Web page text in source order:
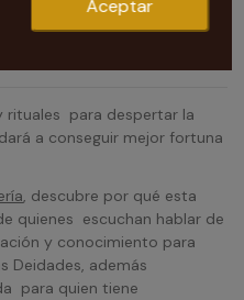
Libro Los Secretos y
rituales para despertar la
a conseguir mejor fortuna
, descubre por qué esta
quienes escuchan hablar de
y conocimiento para
Deidades, además
para quien tiene
Aceptar